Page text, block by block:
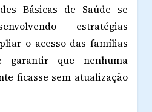
Básicas de Saúde se
estratégias
o acesso das famílias
garantir que nenhuma
ficasse sem atualização